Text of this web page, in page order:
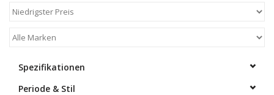
Tische
Antiquitäten Und Vintage
Spezifikationen
Periode & Stil